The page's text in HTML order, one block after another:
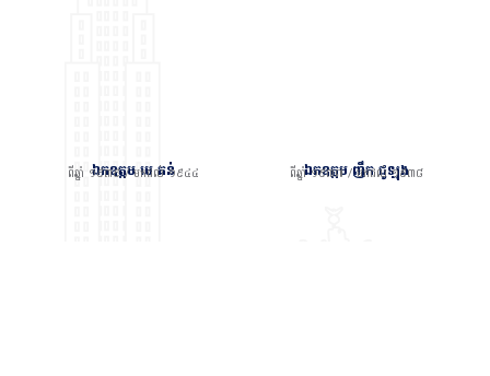
ឯកឧត្តម មេ គន់
ពីឆ្នាំ ១៩៣៩ / មកដល់ ១៩៤៤ ឯកឧត្តម ញឹក ជូឡុង
ពីឆ្នាំ ១៩៣៧ / មកដល់ ១៩៣៨